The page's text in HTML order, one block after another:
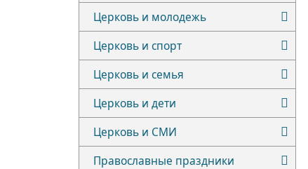
Церковь и молодежь
Церковь и спорт
Церковь и семья
Церковь и дети
Церковь и СМИ
Православные праздники